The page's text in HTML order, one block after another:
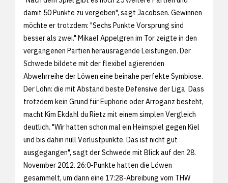
damit 50 Punkte zu vergeben", sagt Jacobsen. Gewinnen
möchte er trotzdem: "Sechs Punkte Vorsprung sind
besser als zwei." Mikael Appelgren im Tor zeigte in den
vergangenen Partien herausragende Leistungen. Der
Schwede bildete mit der flexibel agierenden
Abwehrreihe der Löwen eine beinahe perfekte Symbiose.
Der Lohn: die mit Abstand beste Defensive der Liga. Dass
trotzdem kein Grund für Euphorie oder Arroganz besteht,
macht Kim Ekdahl du Rietz mit einem simplen Vergleich
deutlich. "Wir hatten schon mal ein Heimspiel gegen Kiel
und bis dahin null Verlustpunkte. Das ist nicht gut
ausgegangen", sagt der Schwede mit Blick auf den 28.
November 2012. 26:0-Punkte hatten die Löwen
gesammelt, um dann eine 17:28-Abreibung vom THW